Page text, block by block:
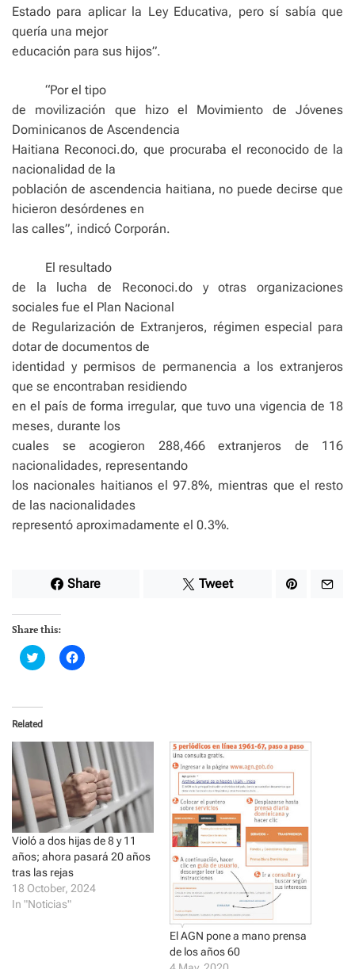
Estado para aplicar la Ley Educativa, pero sí sabía que
quería una mejor
educación para sus hijos”.
“Por el tipo
de movilización que hizo el Movimiento de Jóvenes
Dominicanos de Ascendencia
Haitiana Reconoci.do, que procuraba el reconocido de la
nacionalidad de la
población de ascendencia haitiana, no puede decirse que
hicieron desórdenes en
las calles”, indicó Corporán.
El resultado
de la lucha de Reconoci.do y otras organizaciones
sociales fue el Plan Nacional
de Regularización de Extranjeros, régimen especial para
dotar de documentos de
identidad y permisos de permanencia a los extranjeros
que se encontraban residiendo
en el país de forma irregular, que tuvo una vigencia de 18
meses, durante los
cuales se acogieron 288,466 extranjeros de 116
nacionalidades, representando
los nacionales haitianos el 97.8%, mientras que el resto
de las nacionalidades
representó aproximadamente el 0.3%.
Share Tweet
Share this:
C
l
t
o
s
a
o
n
T
w
i
t
t
e
r
(
O
p
e
n
C
l
r
e
o
n
F
a
c
e
b
o
o
(
O
Related
Violó a dos hijas de 8 y 11
años; ahora pasará 20 años
tras las rejas
18 October, 2024
In "Noticias"
El AGN pone a mano prensa
de los años 60